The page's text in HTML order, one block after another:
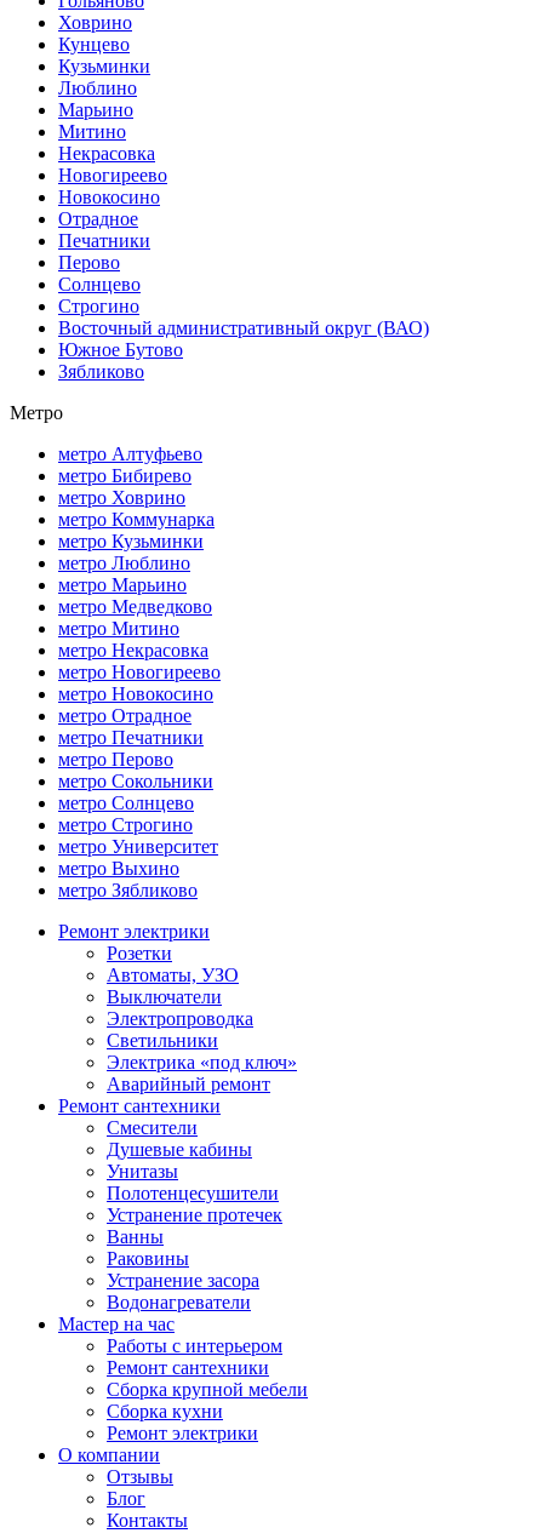
Ховрино
Кунцево
Кузьминки
Люблино
Марьино
Митино
Некрасовка
Новогиреево
Новокосино
Отрадное
Печатники
Перово
Солнцево
Строгино
Восточный административный округ (ВАО)
Южное Бутово
Зябликово
Метро
метро Алтуфьево
метро Бибирево
метро Ховрино
метро Коммунарка
метро Кузьминки
метро Люблино
метро Марьино
метро Медведково
метро Митино
метро Некрасовка
метро Новогиреево
метро Новокосино
метро Отрадное
метро Печатники
метро Перово
метро Сокольники
метро Солнцево
метро Строгино
метро Университет
метро Выхино
метро Зябликово
Ремонт электрики
Розетки
Автоматы, УЗО
Выключатели
Электропроводка
Светильники
Электрика «под ключ»
Аварийный ремонт
Ремонт сантехники
Смесители
Душевые кабины
Унитазы
Полотенцесушители
Устранение протечек
Ванны
Раковины
Устранение засора
Водонагреватели
Мастер на час
Работы с интерьером
Ремонт сантехники
Сборка крупной мебели
Сборка кухни
Ремонт электрики
О компании
Отзывы
Блог
Контакты